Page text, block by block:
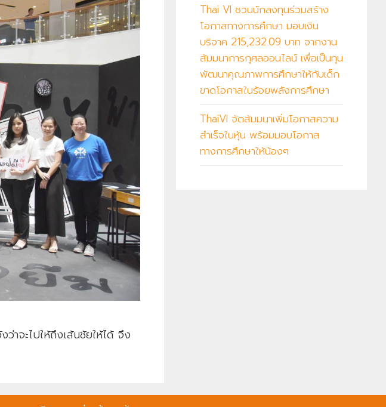
ว่าจะไปให้ถึงเส้นชัยให้ได้ จึง
Thai VI ชวนนักลงทุนร่วมสร้าง
โอกาสทางการศึกษา มอบเงิน
บริจาค 215,232.09 บาท จากงาน
สัมมนาการกุศลออนไลน์ เพื่อเป็นทุน
พัฒนาคุณภาพการศึกษาให้กับเด็ก
ขาดโอกาสในร้อยพลังการศึกษา
ThaiVI จัดสัมมนาเพิ่มโอกาสความ
สำเร็จในหุ้น พร้อมมอบโอกาส
ทางการศึกษาให้น้องๆ